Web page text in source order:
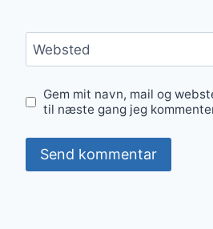
Websted
Gem mit navn, mail og
til næste gang jeg